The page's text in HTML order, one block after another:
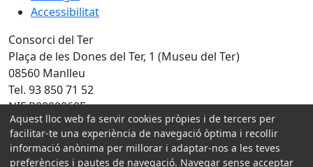
Accessibilitat
Consorci del Ter
Plaça de les Dones del Ter, 1 (Museu del Ter)
08560 Manlleu
Tel. 93 850 71 52
NIF P0800060F
Amb la col·laboració de:
Aquest lloc web fa servir cookies pròpies i de tercers per
facilitar-te una experiència de navegació òptima i recollir
informació anònima per millorar i adaptar-nos a les teves
preferències i pautes de navegació. Navegar sense acceptar